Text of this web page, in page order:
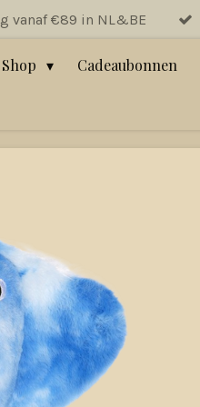
vanaf €89 in NL&BE
Shop Cadeaubonnen